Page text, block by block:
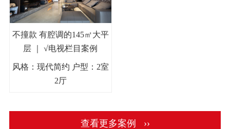
不撞款 有腔调的145㎡大平
层 ｜ √电视栏目案例
风格：现代简约 户型：2室
2厅
查看更多案例 ››